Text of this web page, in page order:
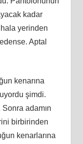
kadar
yerinden
Aptal
kenarına
şimdi.
Sonra adamın
birbirinden
kenarlarına